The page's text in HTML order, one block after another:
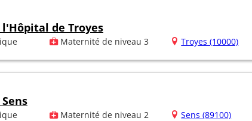
de Troyes
Maternité de niveau 3 Troyes (10000)
Maternité de niveau 2 Sens (89100)